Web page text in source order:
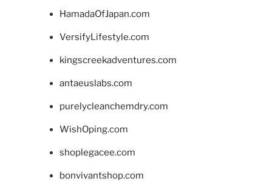
HamadaOfJapan.com
VersifyLifestyle.com
kingscreekadventures.com
antaeuslabs.com
purelycleanchemdry.com
WishOping.com
shoplegacee.com
bonvivantshop.com